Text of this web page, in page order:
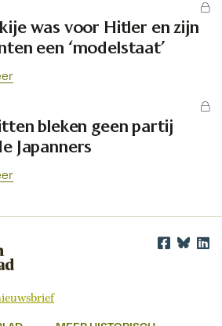
was voor Hitler en zijn
een ‘modelstaat’
bleken geen partij
Japanners